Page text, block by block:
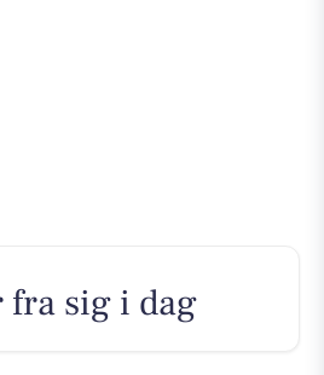
fra sig i dag